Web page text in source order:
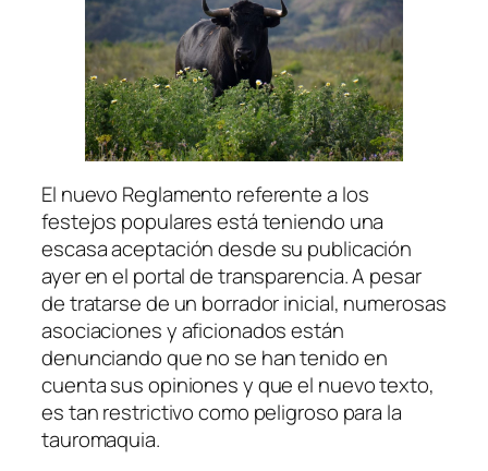
El nuevo Reglamento referente a los
festejos populares está teniendo una
escasa aceptación desde su publicación
ayer en el portal de transparencia. A pesar
de tratarse de un borrador inicial, numerosas
asociaciones y aficionados están
denunciando que no se han tenido en
cuenta sus opiniones y que el nuevo texto,
es tan restrictivo como peligroso para la
tauromaquia.